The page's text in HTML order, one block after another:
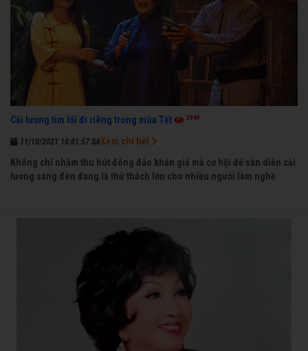
Cải lương tìm lối đi riêng trong mùa Tết 3949
11/10/2021 10:01:57 SA
Không chỉ nhằm thu hút đông đảo khán giả mà cơ hội để sàn diễn cải
lương sáng đèn đang là thử thách lớn cho nhiều người làm nghề
Xem chi tiết